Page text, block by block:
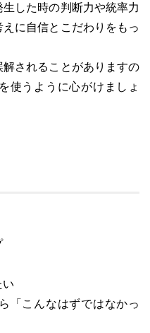
した時の判断力や統率力
に自信とこだわりをもっ
されることがありますの
使うように心がけましょ
い
「こんなはずではなかっ